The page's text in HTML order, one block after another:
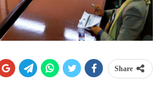
Share